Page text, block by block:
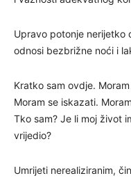
Upravo potonje nerijetko
odnosi bezbrižne noći i
Kratko sam ovdje.
Moram se iskazati.
Tko sam? Je li moj život
vrijedio?
Umrijeti nerealiziranim,